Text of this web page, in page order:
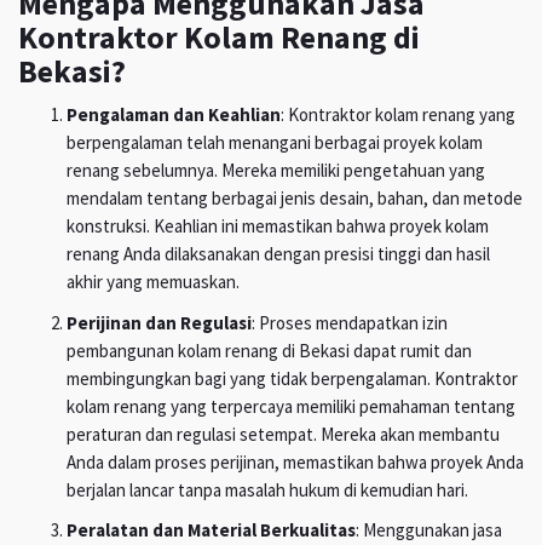
Kontraktor Kolam Renang di
Bekasi?
Pengalaman dan Keahlian: Kontraktor kolam renang yang
berpengalaman telah menangani berbagai proyek kolam
renang sebelumnya. Mereka memiliki pengetahuan yang
mendalam tentang berbagai jenis desain, bahan, dan metode
konstruksi. Keahlian ini memastikan bahwa proyek kolam
renang Anda dilaksanakan dengan presisi tinggi dan hasil
akhir yang memuaskan.
Perijinan dan Regulasi: Proses mendapatkan izin
pembangunan kolam renang di Bekasi dapat rumit dan
membingungkan bagi yang tidak berpengalaman. Kontraktor
kolam renang yang terpercaya memiliki pemahaman tentang
peraturan dan regulasi setempat. Mereka akan membantu
Anda dalam proses perijinan, memastikan bahwa proyek Anda
berjalan lancar tanpa masalah hukum di kemudian hari.
Peralatan dan Material Berkualitas: Menggunakan jasa